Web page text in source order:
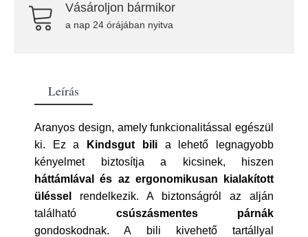
Vásároljon bármikor
a nap 24 órájában nyitva
Leírás
Aranyos design, amely funkcionalitással egészül
ki. Ez a
Kindsgut bili a lehető legnagyobb
kényelmet biztosítja a kicsinek, hiszen
háttámlával és az ergonomikusan kialakított
üléssel rendelkezik. A biztonságról az alján
található csúszásmentes párnák
gondoskodnak. A bili kivehető tartállyal